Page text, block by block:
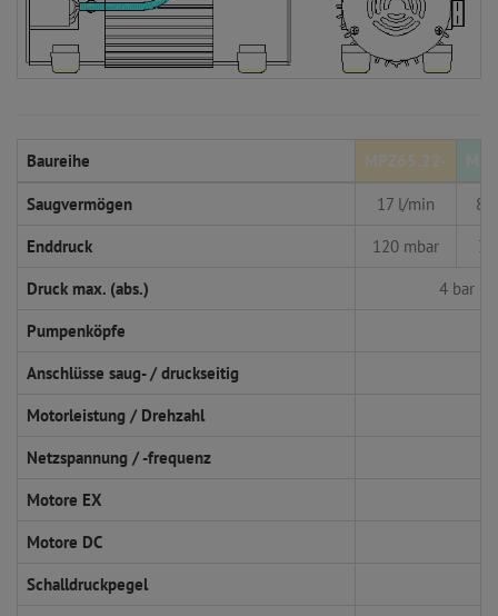
Baureihe MPZ65.22-
Saugvermögen 17 l/min
Enddruck
120 mbar
Druck max. (abs.)
4 bar
Pumpenköpfe
Anschlüsse saug- / druckseitig
Motorleistung / Drehzahl
Netzspannung / -frequenz
Motore EX
Motore DC
Schalldruckpegel